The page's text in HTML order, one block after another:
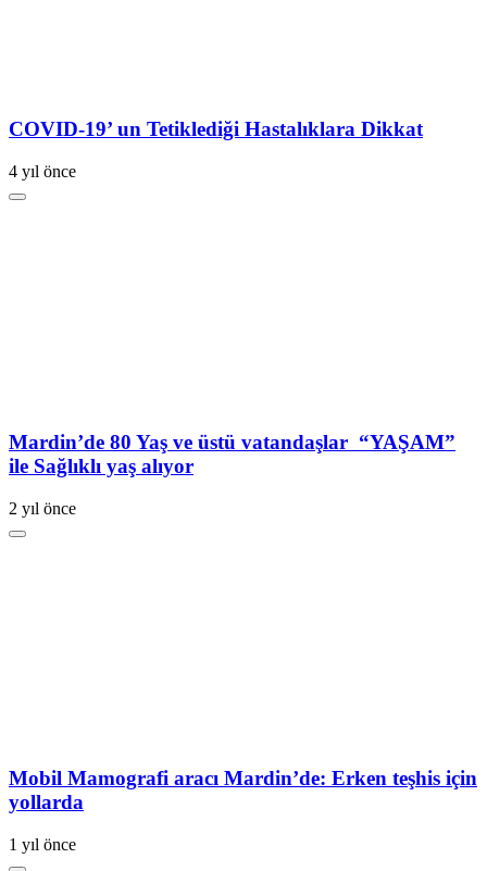
COVID-19’ un Tetiklediği Hastalıklara Dikkat
4 yıl önce
Mardin’de 80 Yaş ve üstü vatandaşlar “YAŞAM”
ile Sağlıklı yaş alıyor
2 yıl önce
Mobil Mamografi aracı Mardin’de: Erken teşhis için
yollarda
1 yıl önce